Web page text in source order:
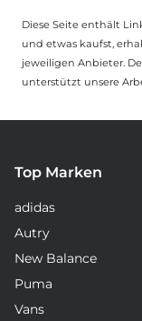
Diese Seite enthält
und etwas kaufst,
jeweiligen Anbieter.
unterstützt unsere
Top Marken
adidas
Autry
New Balance
Puma
Vans